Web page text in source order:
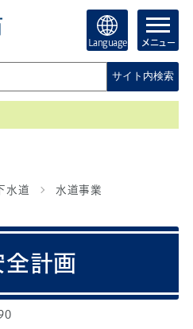
Language メニュー
サイト内検索
水道 水道事業
計画